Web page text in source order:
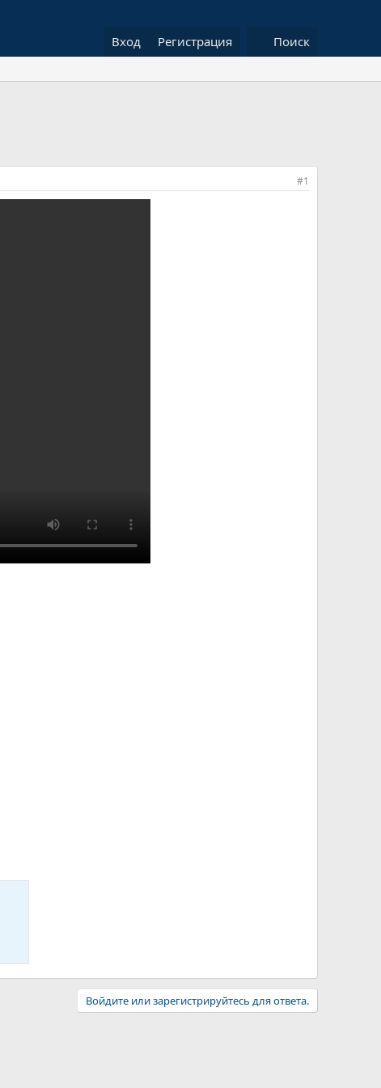
Вход Регистрация Поиск
#1
Войдите или зарегистрируйтесь для ответа.